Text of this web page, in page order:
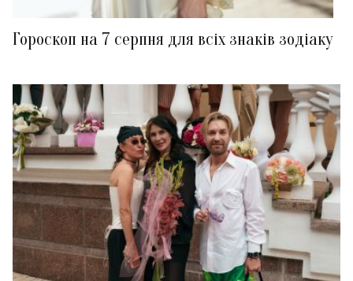
Гороскоп на 7 серпня для всіх знаків зодіаку